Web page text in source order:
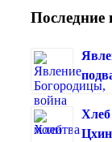
Последние